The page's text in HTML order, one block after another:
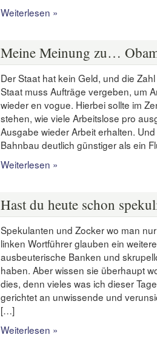
Weiterlesen »
Meine Meinung zu…
Der Staat hat kein Geld, und die
Staat muss Aufträge vergeben, um
wieder en vogue. Hierbei sollte im
stehen, wie viele Arbeitslose pro
Ausgabe wieder Arbeit erhalten.
Bahnbau deutlich günstiger als ein
Weiterlesen »
Hast du heute schon
Spekulanten und Zocker wo man
linken Wortführer glauben ein
ausbeuterische Banken und
haben. Aber wissen sie überhaupt
dies, denn vieles was ich dieser
gerichtet an unwissende und
[…]
Weiterlesen »